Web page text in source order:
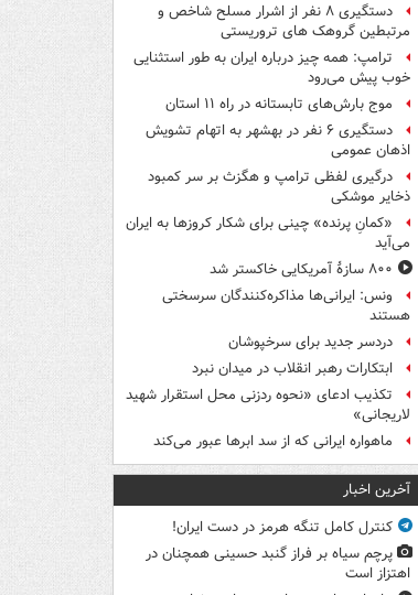
دستگیری ۸ نفر از اشرار مسلح شاخص و
مرتبطین گروهک های تروریستی
ترامپ: همه چیز درباره ایران به طور استثنایی
خوب پیش می‌رود
موج بارش‌های تابستانه در راه ۱۱ استان
دستگیری ۶ نفر در بهشهر به اتهام تشویش
اذهان عمومی
درگیری لفظی ترامپ و هگزث بر سر کمبود
ذخایر موشکی
«کمانِ پرنده» چینی برای شکار کروزها به ایران
می‌آید
۸۰۰ سازۀ آمریکایی خاکستر شد
ونس: ایرانی‌ها مذاکره‌کنندگان سرسختی
هستند
دردسر جدید برای سرخپوشان
ابتکارات رهبر انقلاب در میدان نبرد
تکذیب ادعای «نحوه ردزنی محل استقرار شهید
لاریجانی»
ماهواره ایرانی که از سد ابرها عبور می‌کند
آخرین اخبار
کنترل کامل تنگه هرمز در دست ایران!
پرچم سیاه بر فراز گنبد حسینی همچنان در
اهتزاز است